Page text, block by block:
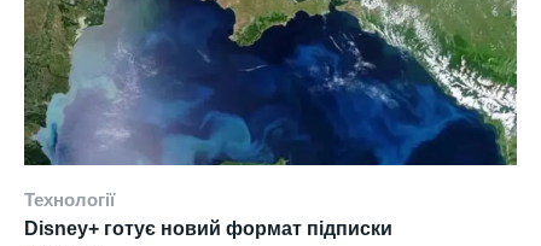
Технології
Disney+ готує новий формат підписки